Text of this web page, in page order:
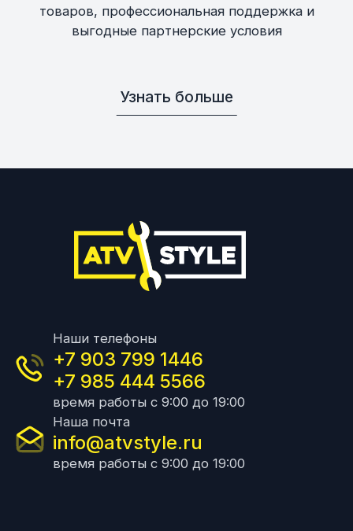
товаров, профессиональная поддержка и
выгодные партнерские условия
Узнать больше
Наши телефоны
+7 903 799 1446
+7 985 444 5566
время работы с 9:00 до 19:00
Наша почта
info@atvstyle.ru
время работы с 9:00 до 19:00